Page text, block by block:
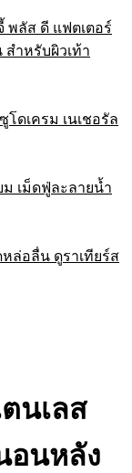
พลัส ดี แฟตเตอร์
สำหรับผิวเท้า
ซูโดเครม เนเชอรัล
ม เม็ดฟู่ละลายน้ำ
หล่อลื่น ดูราเทียร์ส
นเลส
อนหลัง